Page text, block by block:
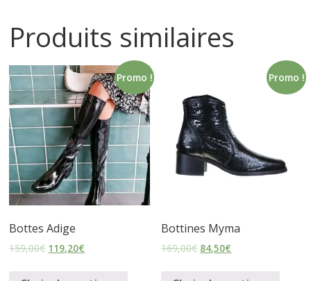
n
i
n
e
t
c
h
Produits similaires
Promo !
Bottes Adige
159,00€ 119,20€
Promo !
Bottines Myma
169,00€ 84,50€